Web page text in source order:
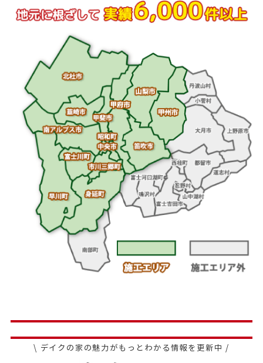
\ デイクの家の魅力がもっとわかる情報を更新中 /